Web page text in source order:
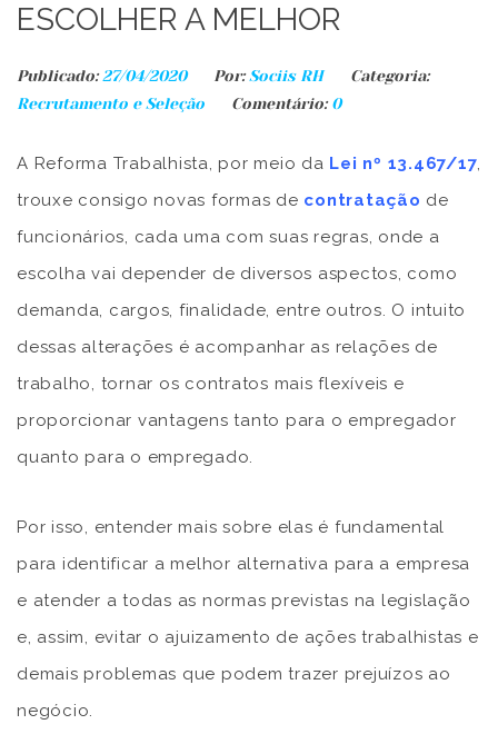
ESCOLHER A MELHOR
Publicado: 27/04/2020 Por: Sociis RH
Categoria:
Recrutamento e Seleção
Comentário:0
A Reforma Trabalhista, por meio da Lei nº 13.467/17,
trouxe consigo novas formas de contratação de
funcionários, cada uma com suas regras, onde a
escolha vai depender de diversos aspectos, como
demanda, cargos, finalidade, entre outros. O intuito
dessas alterações é acompanhar as relações de
trabalho, tornar os contratos mais flexíveis e
proporcionar vantagens tanto para o empregador
quanto para o empregado.
Por isso, entender mais sobre elas é fundamental
para identificar a melhor alternativa para a empresa
e atender a todas as normas previstas na legislação
e, assim, evitar o ajuizamento de ações trabalhistas e
demais problemas que podem trazer prejuízos ao
negócio.